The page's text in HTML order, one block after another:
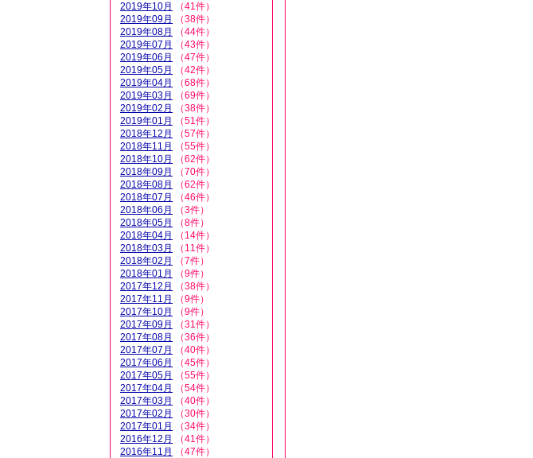
2019年10月
（41件）
2019年09月
（38件）
2019年08月
（44件）
2019年07月
（43件）
2019年06月
（47件）
2019年05月
（42件）
2019年04月
（68件）
2019年03月
（69件）
2019年02月
（38件）
2019年01月
（51件）
2018年12月
（57件）
2018年11月
（55件）
2018年10月
（62件）
2018年09月
（70件）
2018年08月
（62件）
2018年07月
（46件）
2018年06月
（3件）
2018年05月
（8件）
2018年04月
（14件）
2018年03月
（11件）
2018年02月
（7件）
2018年01月
（9件）
2017年12月
（38件）
2017年11月
（9件）
2017年10月
（9件）
2017年09月
（31件）
2017年08月
（36件）
2017年07月
（40件）
2017年06月
（45件）
2017年05月
（55件）
2017年04月
（54件）
2017年03月
（40件）
2017年02月
（30件）
2017年01月
（34件）
2016年12月
（41件）
2016年11月
（47件）